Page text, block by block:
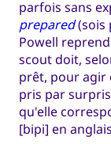
parfois sans
prepared(sois
Powell
scout doit,
prêt, pour agir
pris par
qu'elle
[bipi] en